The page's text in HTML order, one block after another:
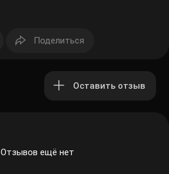
Поделиться
Оставить отзыв
Отзывов ещё нет